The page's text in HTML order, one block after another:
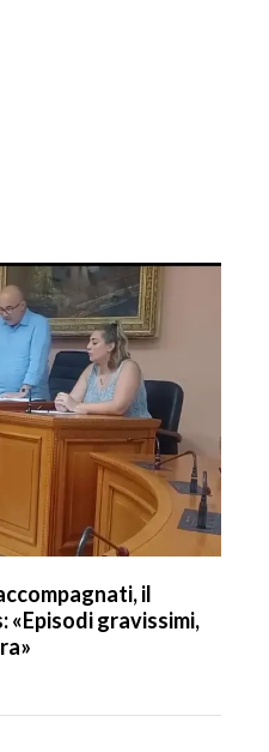
il
«Episodi gravissimi,